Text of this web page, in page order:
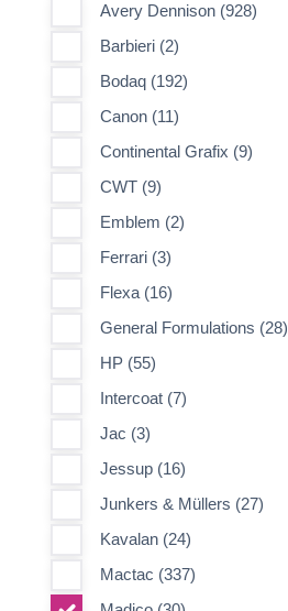
Avery Dennison (928)
Barbieri (2)
Bodaq (192)
Canon (11)
Continental Grafix (9)
CWT (9)
Emblem (2)
Ferrari (3)
Flexa (16)
General Formulations (28)
HP (55)
Intercoat (7)
Jac (3)
Jessup (16)
Junkers & Müllers (27)
Kavalan (24)
Mactac (337)